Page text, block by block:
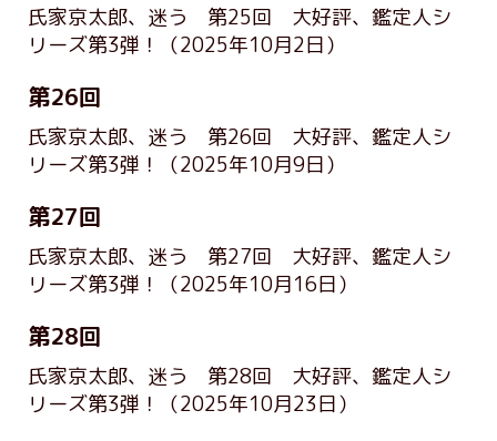
氏家京太郎、迷う 第25回 大好評、鑑定人シ
リーズ第3弾！
（2025年10月2日）
第26回
氏家京太郎、迷う 第26回 大好評、鑑定人シ
リーズ第3弾！
（2025年10月9日）
第27回
氏家京太郎、迷う 第27回 大好評、鑑定人シ
リーズ第3弾！
（2025年10月16日）
第28回
氏家京太郎、迷う 第28回 大好評、鑑定人シ
リーズ第3弾！
（2025年10月23日）